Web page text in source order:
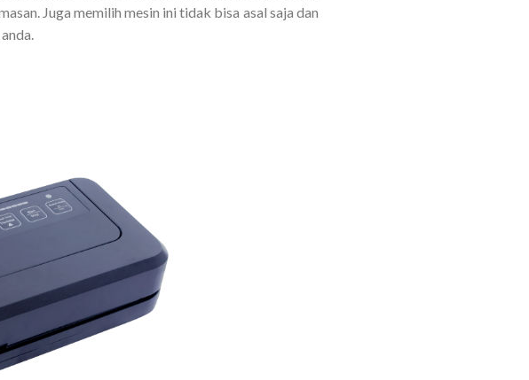
Juga memilih mesin ini tidak bisa asal saja dan